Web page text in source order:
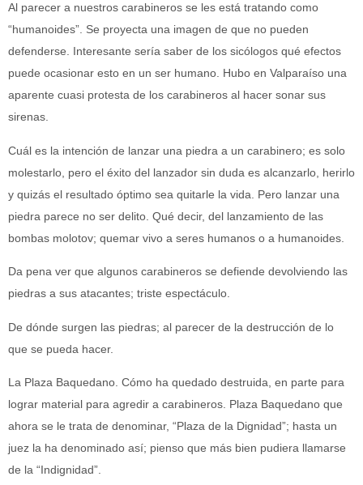
Al parecer a nuestros carabineros se les está tratando como
“humanoides”. Se proyecta una imagen de que no pueden
defenderse. Interesante sería saber de los sicólogos qué efectos
puede ocasionar esto en un ser humano. Hubo en Valparaíso una
aparente cuasi protesta de los carabineros al hacer sonar sus
sirenas.
Cuál es la intención de lanzar una piedra a un carabinero; es solo
molestarlo, pero el éxito del lanzador sin duda es alcanzarlo, herirlo
y quizás el resultado óptimo sea quitarle la vida. Pero lanzar una
piedra parece no ser delito. Qué decir, del lanzamiento de las
bombas molotov; quemar vivo a seres humanos o a humanoides.
Da pena ver que algunos carabineros se defiende devolviendo las
piedras a sus atacantes; triste espectáculo.
De dónde surgen las piedras; al parecer de la destrucción de lo
que se pueda hacer.
La Plaza Baquedano. Cómo ha quedado destruida, en parte para
lograr material para agredir a carabineros. Plaza Baquedano que
ahora se le trata de denominar, “Plaza de la Dignidad”; hasta un
juez la ha denominado así; pienso que más bien pudiera llamarse
de la “Indignidad”.